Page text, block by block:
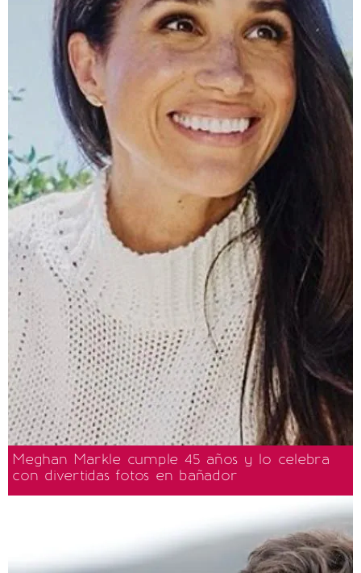
Meghan Markle cumple 45 años y lo celebra
con divertidas fotos en bañador